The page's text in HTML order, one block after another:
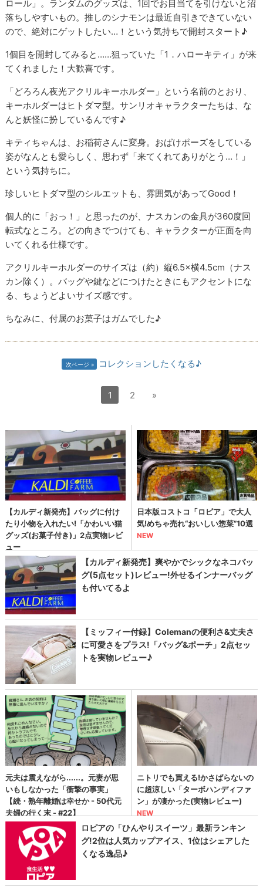
ロール」。ランダムのグッズは、1回でお目当てを引けないと沼
落ちしやすいもの。推しのシナモンは最近自引きできていない
ので、絶対にゲットしたい…！という気持ちで開封スタート♪
1個目を開封してみると……狙っていた「1．ハローキティ」が来
てくれました！大歓喜です。
「どろろん夜光アクリルキーホルダー」という名前のとおり、
キーホルダーはヒトダマ型。サンリオキャラクターたちは、な
んと妖怪に扮しているんです♪
キティちゃんは、お稲荷さんに変身。おばけポーズをしている
姿がなんとも愛らしく、思わず「来てくれてありがとう…！」
という気持ちに。
珍しいヒトダマ型のシルエットも、雰囲気があってGood！
個人的に「おっ！」と思ったのが、ナスカンの金具が360度回
転式なところ。どの向きでつけても、キャラクターが正面を向
いてくれる仕様です。
アクリルキーホルダーのサイズは（約）縦6.5×横4.5cm（ナス
カン除く）。バッグや鍵などにつけたときにもアクセントにな
る、ちょうどよいサイズ感です。
ちなみに、付属のお菓子はガムでした♪
次ページ コレクションしたくなる♪
1 2 »